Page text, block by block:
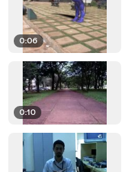
0:06
0:10